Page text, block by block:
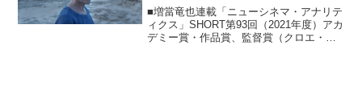
■増當竜也連載「ニューシネマ・アナリテ
ィクス」SHORT第93回（2021年度）アカ
デミー賞・作品賞、監督賞（クロエ・ジ